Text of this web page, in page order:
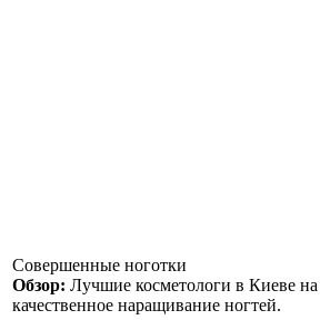
Совершенные ноготки
Обзор: Лучшие косметологи в Киеве
качественное наращивание ногтей.